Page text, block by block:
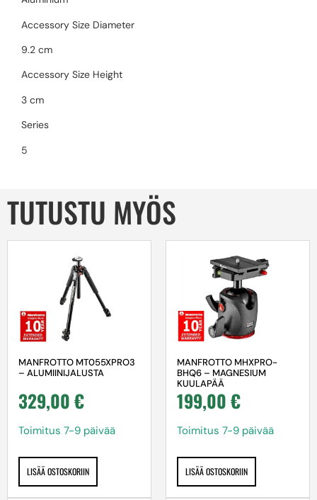
Accessory Size Diameter
9.2 cm
Accessory Size Height
3 cm
Series
5
TUTUSTU MYÖS
MANFROTTO MT055XPRO3
– ALUMIINIJALUSTA
329,00€
Toimitus 7-9 päivää
LISÄÄ OSTOSKORIIN
MANFROTTO MHXPRO-
BHQ6 – MAGNESIUM
KUULAPÄÄ
199,00€
Toimitus 7-9 päivää
LISÄÄ OSTOSKORIIN